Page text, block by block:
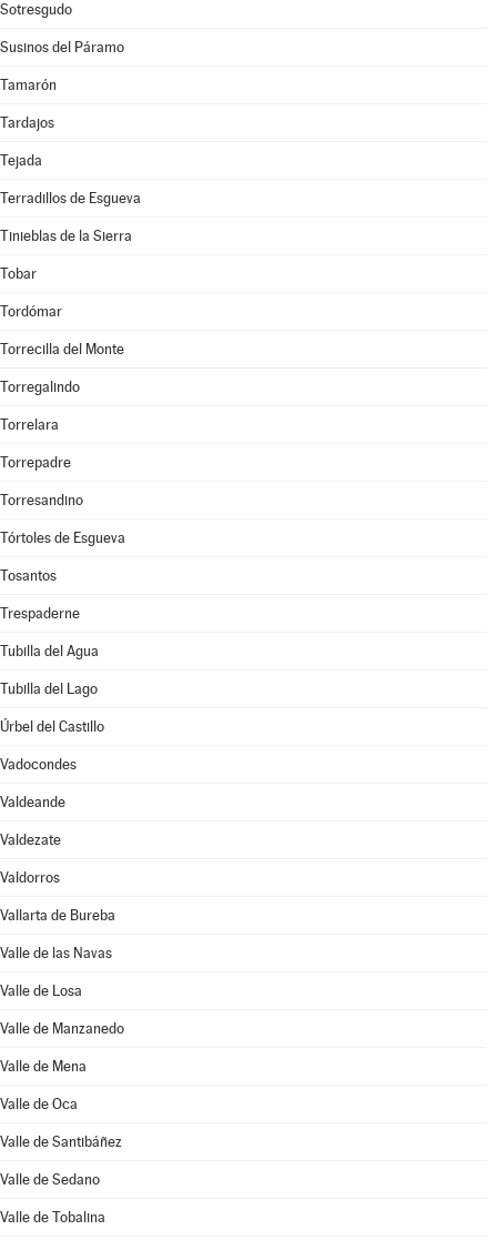
Sotresgudo
Susinos del Páramo
Tamarón
Tardajos
Tejada
Terradillos de Esgueva
Tinieblas de la Sierra
Tobar
Tordómar
Torrecilla del Monte
Torregalindo
Torrelara
Torrepadre
Torresandino
Tórtoles de Esgueva
Tosantos
Trespaderne
Tubilla del Agua
Tubilla del Lago
Úrbel del Castillo
Vadocondes
Valdeande
Valdezate
Valdorros
Vallarta de Bureba
Valle de las Navas
Valle de Losa
Valle de Manzanedo
Valle de Mena
Valle de Oca
Valle de Santibáñez
Valle de Sedano
Valle de Tobalina